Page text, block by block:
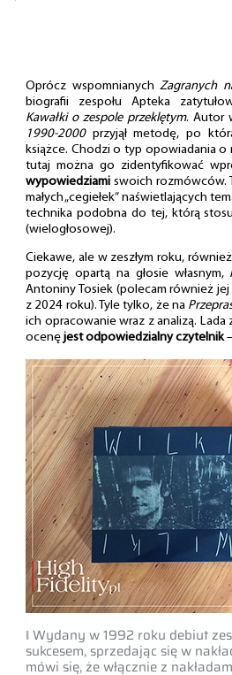
Oprócz wspomnianychZagranych
biografii zespołu Apteka
Kawałki o zespole przeklętym. Autor
1990-2000przyjął metodę, po
książce. Chodzi o typ opowiadania
tutaj można go zidentyfikować
wypowiedziami swoich rozmówców.
małych „cegiełek” naświetlających
technika podobna do tej, którą
(wielogłosowej).
Ciekawe, ale w zeszłym roku,
pozycję opartą na głosie własnym,
Antoniny Tosiek (polecam również
z 2024 roku). Tyle tylko, że na
ich opracowanie wraz z analizą. Lada
ocenę jest odpowiedzialny czytelnik
‖ Wydany w 1992 roku debiut
sukcesem, sprzedając się w
mówi się, że włącznie z